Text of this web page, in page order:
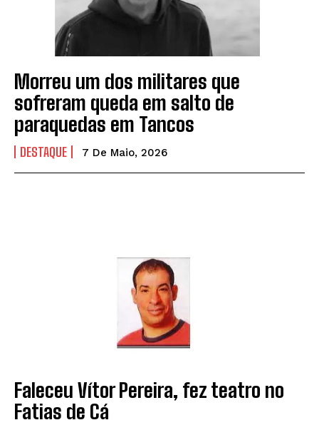
Morreu um dos militares que
sofreram queda em salto de
paraquedas em Tancos
DESTAQUE 7 De Maio, 2026
Faleceu Vítor Pereira, fez teatro no
Fatias de Cá